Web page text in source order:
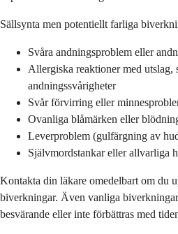
Sällsynta men potentiellt farliga
Svåra andningsproblem eller
Allergiska reaktioner med utslag,
andningssvårigheter
Svår förvirring eller
Ovanliga blåmärken eller
Leverproblem (gulfärgning av
Självmordstankar eller allvarliga
Kontakta din läkare omedelbart om du
biverkningar. Även vanliga
besvärande eller inte förbättras med